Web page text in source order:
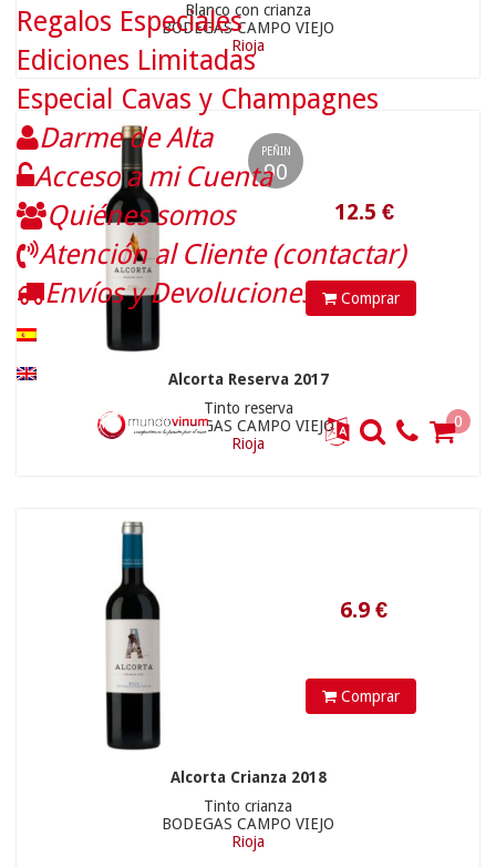
Blanco con crianza
BODEGAS CAMPO VIEJO
Rioja
PEÑIN
90
Comprar
Alcorta Reserva 2017
Tinto reserva
BODEGAS CAMPO VIEJO
Rioja
Comprar
Alcorta Crianza 2018
Tinto crianza
BODEGAS CAMPO VIEJO
Rioja
Regalos Especiales
Ediciones Limitadas
Especial Cavas y Champagnes
Darme de Alta
Acceso a mi Cuenta
Quiénes somos
Atención al Cliente (contactar)
Envíos y Devoluciones
0